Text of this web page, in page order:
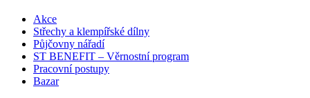
Akce
Střechy a klempířské dílny
Půjčovny nářadí
ST BENEFIT – Věrnostní program
Pracovní postupy
Bazar